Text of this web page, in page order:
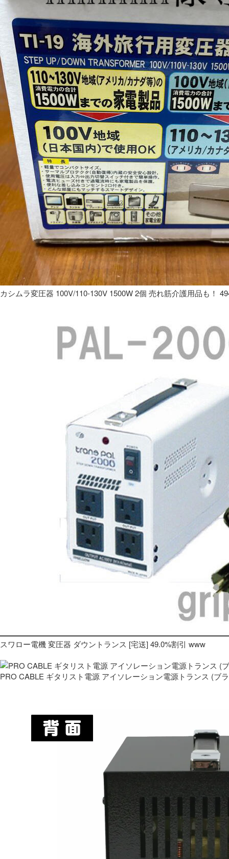
カシムラ変圧器 100V/110-130V 1500W 2個 売れ筋介護用品も！
スワロー電機 変圧器 ダウントランス [宅送] 49.0%割引 www
PRO CABLE ギタリスト電源 アイソレーション電源トランス (ブ